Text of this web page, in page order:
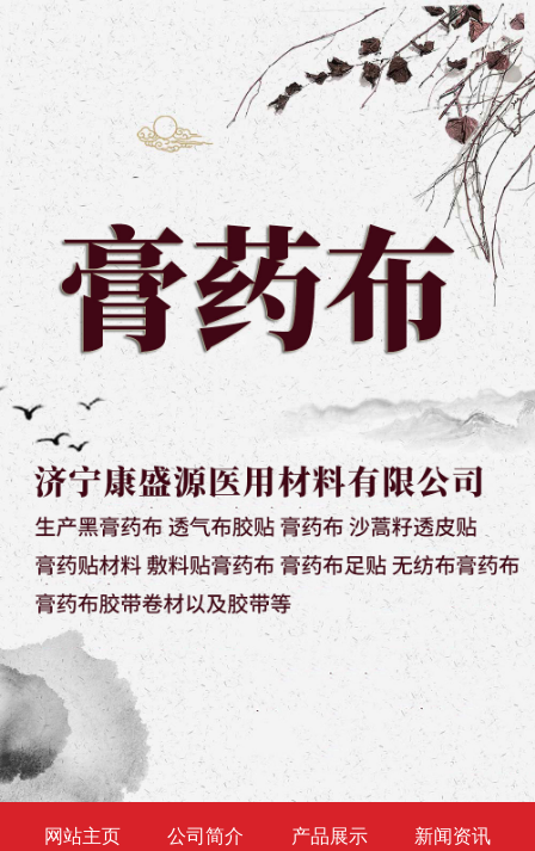
网站主页 公司简介 产品展示 新闻资讯